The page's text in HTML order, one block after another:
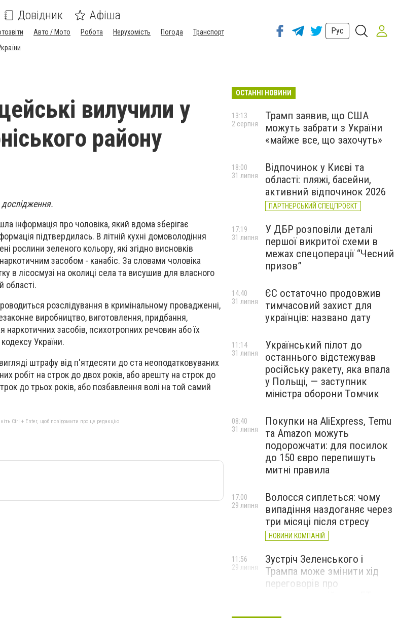
Довідник Афіша
Авто / Мото Робота Нерухомість Погода
Транспорт
Рус
вилучили у
району
інформація про чоловіка, який вдома зберігає
підтвердилась. В літній кухні домоволодіння
рослини зеленого кольору, які згідно висновків
засобом - канабіс. За словами чоловіка
в лісосмузі на околиці села та висушив для власного
області.
розслідування в кримінальному провадженні,
виробництво, виготовлення, придбання,
наркотичних засобів, психотропних речовин або їх
України.
штрафу від п'ятдесяти до ста неоподатковуваних
робіт на строк до двох років, або арешту на строк до
до трьох років, або позбавлення волі на той самий
Ctrl + Enter, щоб повідомити про це редакцію
ОСТАННІ НОВИНИ
Трамп заявив, що США
можуть забрати з України
«майже все, що захочуть»
13:13
2 серпня
Відпочинок у Києві та
області: пляжі, басейни,
активний відпочинок 2026
ПАРТНЕРСЬКИЙ СПЕЦПРОЄКТ
18:00
31 липня
У ДБР розповіли деталі
першої викритої схеми в
межах спецоперації “Чесний
призов”
17:19
31 липня
ЄС остаточно продовжив
тимчасовий захист для
українців: названо дату
14:40
31 липня
Український пілот до
останнього відстежував
російську ракету, яка впала
у Польщі, — заступник
міністра оборони Томчик
11:14
31 липня
Покупки на AliExpress, Temu
та Amazon можуть
подорожчати: для посилок
до 150 євро перепишуть
митні правила
08:40
31 липня
Волосся сиплеться: чому
випадіння наздоганяє через
три місяці після стресу
НОВИНИ КОМПАНІЙ
17:00
29 липня
Зустріч Зеленського і
Трампа може змінити хід
переговорів про
11:56
29 липня